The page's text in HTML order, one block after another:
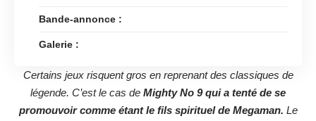
Bande-annonce :
Galerie :
Certains jeux risquent gros en reprenant des classiques de
légende. C’est le cas de Mighty No 9 qui a tenté de se
promouvoir comme étant le fils spirituel de Megaman. Le